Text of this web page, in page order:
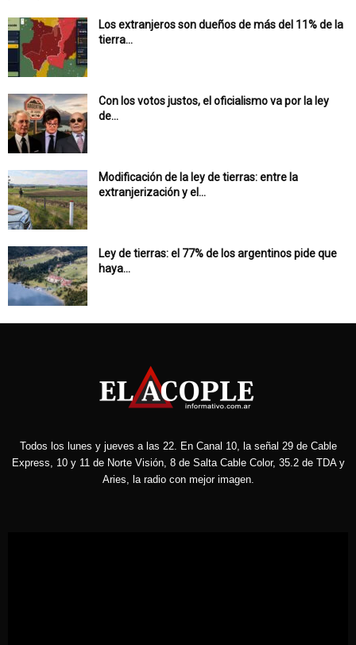
Los extranjeros son dueños de más del 11% de la
tierra...
Con los votos justos, el oficialismo va por la ley
de...
Modificación de la ley de tierras: entre la
extranjerización y el...
Ley de tierras: el 77% de los argentinos pide que
haya...
Todos los lunes y jueves a las 22. En Canal 10, la señal 29 de Cable
Express, 10 y 11 de Norte Visión, 8 de Salta Cable Color, 35.2 de TDA y
Aries, la radio con mejor imagen.